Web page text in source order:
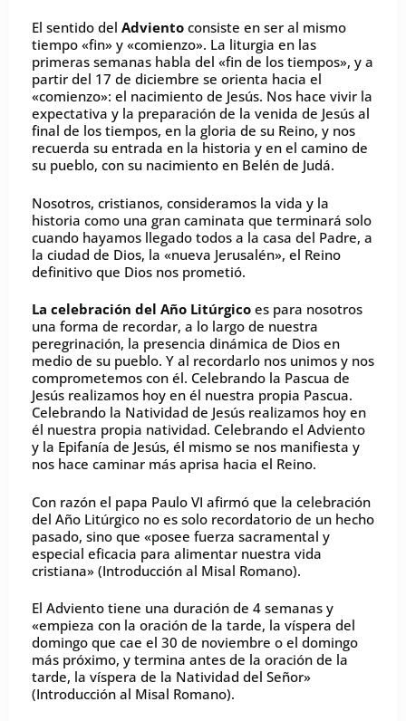
El sentido del Adviento consiste en ser al mismo
tiempo «fin» y «comienzo». La liturgia en las
primeras semanas habla del «fin de los tiempos», y a
partir del 17 de diciembre se orienta hacia el
«comienzo»: el nacimiento de Jesús. Nos hace vivir la
expectativa y la preparación de la venida de Jesús al
final de los tiempos, en la gloria de su Reino, y nos
recuerda su entrada en la historia y en el camino de
su pueblo, con su nacimiento en Belén de Judá.
Nosotros, cristianos, consideramos la vida y la
historia como una gran caminata que terminará solo
cuando hayamos llegado todos a la casa del Padre, a
la ciudad de Dios, la «nueva Jerusalén», el Reino
definitivo que Dios nos prometió.
La celebración del Año Litúrgico es para nosotros
una forma de recordar, a lo largo de nuestra
peregrinación, la presencia dinámica de Dios en
medio de su pueblo. Y al recordarlo nos unimos y nos
comprometemos con él. Celebrando la Pascua de
Jesús realizamos hoy en él nuestra propia Pascua.
Celebrando la Natividad de Jesús realizamos hoy en
él nuestra propia natividad. Celebrando el Adviento
y la Epifanía de Jesús, él mismo se nos manifiesta y
nos hace caminar más aprisa hacia el Reino.
Con razón el papa Paulo VI afirmó que la celebración
del Año Litúrgico no es solo recordatorio de un hecho
pasado, sino que «posee fuerza sacramental y
especial eficacia para alimentar nuestra vida
cristiana» (Introducción al Misal Romano).
El Adviento tiene una duración de 4 semanas y
«empieza con la oración de la tarde, la víspera del
domingo que cae el 30 de noviembre o el domingo
más próximo, y termina antes de la oración de la
tarde, la víspera de la Natividad del Señor»
(Introducción al Misal Romano).